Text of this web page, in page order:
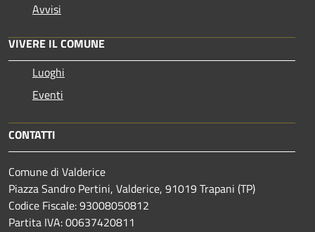
Avvisi
VIVERE IL COMUNE
Luoghi
Eventi
CONTATTI
Comune di Valderice
Piazza Sandro Pertini, Valderice, 91019 Trapani (TP)
Codice Fiscale: 93008050812
Partita IVA: 00637420811